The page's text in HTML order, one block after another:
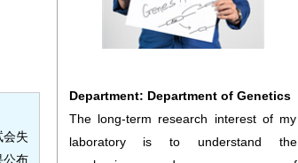
失
公布
Department: Department of Genetics
The long-term research interest of my
laboratory is to understand the